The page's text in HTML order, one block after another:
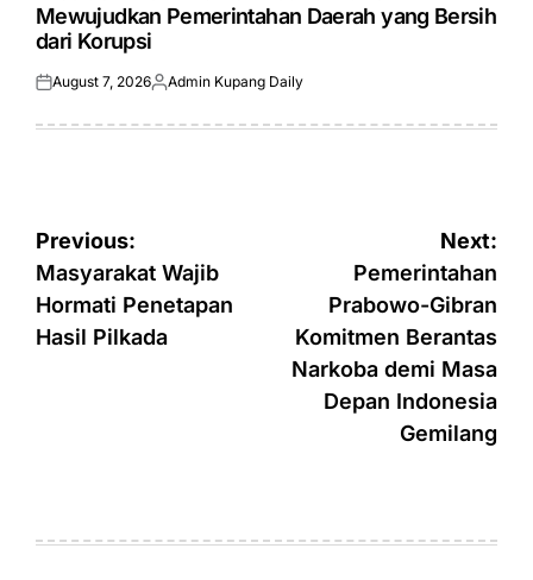
Mewujudkan Pemerintahan Daerah yang Bersih
dari Korupsi
Posted
August 7, 2026Posted
Admin Kupang Daily
Post
navigation
Previous:
Masyarakat Wajib
Hormati Penetapan
Hasil Pilkada
Next:
Pemerintahan
Prabowo-Gibran
Komitmen Berantas
Narkoba demi Masa
Depan Indonesia
Gemilang